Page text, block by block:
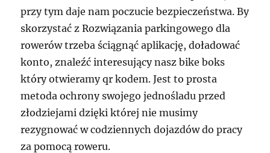
przy tym daje nam poczucie bezpieczeństwa. By
skorzystać z Rozwiązania parkingowego dla
rowerów trzeba ściągnąć aplikację, doładować
konto, znaleźć interesujący nasz bike boks
który otwieramy qr kodem. Jest to prosta
metoda ochrony swojego jednośladu przed
złodziejami dzięki której nie musimy
rezygnować w codziennych dojazdów do pracy
za pomocą roweru.